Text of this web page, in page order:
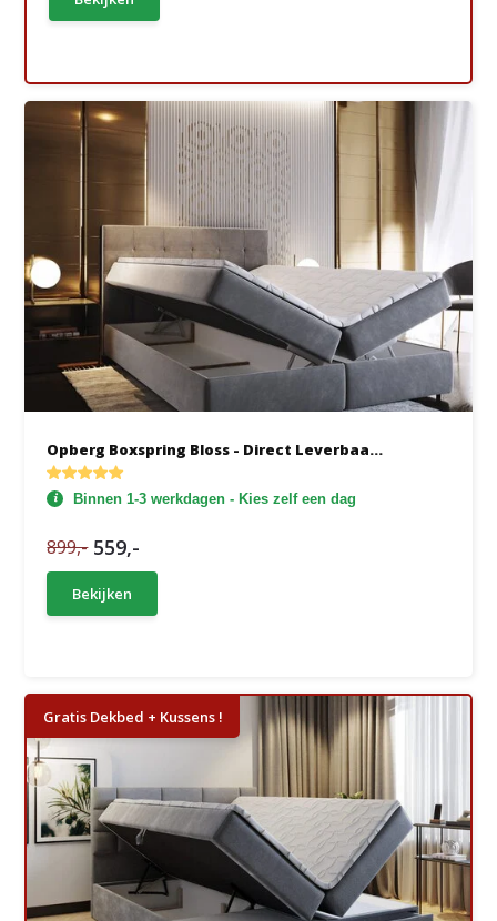
Opberg Boxspring Bloss - Direct Leverbaa...
Binnen 1-3 werkdagen - Kies zelf een dag
899,- 559,-
Bekijken
Gratis Dekbed + Kussens !